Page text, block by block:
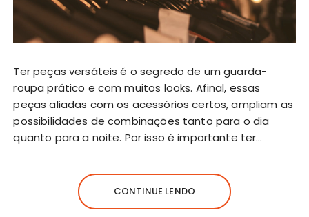
Ter peças versáteis é o segredo de um guarda-
roupa prático e com muitos looks. Afinal, essas
peças aliadas com os acessórios certos, ampliam as
possibilidades de combinações tanto para o dia
quanto para a noite. Por isso é importante ter…
CONTINUE LENDO